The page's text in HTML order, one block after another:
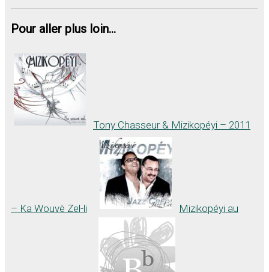
Pour aller plus loin...
Tony Chasseur & Mizikopéyi – 2011
– Ka Wouvè Zel-li Mizikopéyi au